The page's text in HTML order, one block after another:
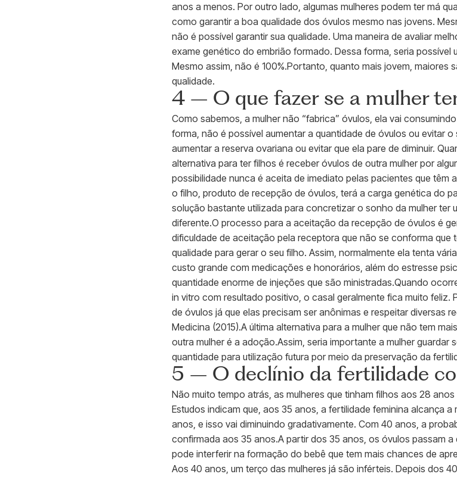
anos a menos. Por outro lado, algumas mulheres podem ter má
como garantir a boa qualidade dos óvulos mesmo nas jovens.
não é possível garantir sua qualidade. Uma maneira de avaliar
exame genético do embrião formado. Dessa forma, seria possível
Mesmo assim, não é 100%.Portanto, quanto mais jovem, maiores
qualidade.
4 – O que fazer se a mulher
Como sabemos, a mulher não “fabrica” óvulos, ela vai
forma, não é possível aumentar a quantidade de óvulos ou evitar
aumentar a reserva ovariana ou evitar que ela pare de diminuir.
alternativa para ter filhos é receber óvulos de outra mulher por
possibilidade nunca é aceita de imediato pelas pacientes que têm
o filho, produto de recepção de óvulos, terá a carga genética do
solução bastante utilizada para concretizar o sonho da mulher ter
diferente.O processo para a aceitação da recepção de óvulos é
dificuldade de aceitação pela receptora que não se conforma que
qualidade para gerar o seu filho. Assim, normalmente ela tenta
custo grande com medicações e honorários, além do estresse
quantidade enorme de injeções que são ministradas.Quando
in vitro com resultado positivo, o casal geralmente fica muito feliz.
de óvulos já que elas precisam ser anônimas e respeitar diversas
Medicina (2015).A última alternativa para a mulher que não tem
outra mulher é a adoção.Assim, seria importante a mulher guardar
quantidade para utilização futura por meio da preservação da
5 – O declínio da fertilidade
Não muito tempo atrás, as mulheres que tinham filhos aos 28
Estudos indicam que, aos 35 anos, a fertilidade feminina alcança
anos, e isso vai diminuindo gradativamente. Com 40 anos, a
confirmada aos 35 anos.A partir dos 35 anos, os óvulos passam
pode interferir na formação do bebê que tem mais chances de
Aos 40 anos, um terço das mulheres já são inférteis. Depois dos